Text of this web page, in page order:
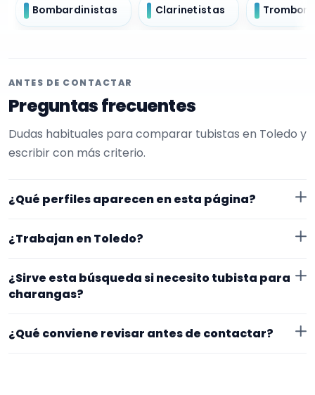
Bombardinistas Clarinetistas
ANTES DE CONTACTAR
Preguntas frecuentes
Dudas habituales para comparar tubistas en Toledo y
escribir con más criterio.
¿Qué perfiles aparecen en esta página?
EncuentraMúsico. La selección está filtrada por
experiencia o disponibilidad para charangas. Además,
la página se centra en perfiles que trabajan en
¿Trabajan en Toledo?
en Toledo. Aun así, conviene confirmar lugar exacto,
cerrar nada.
¿Sirve esta búsqueda si necesito tubista para
charangas?
contexto. Para afinar mejor, revisa especialidad
¿Qué conviene revisar antes de contactar?